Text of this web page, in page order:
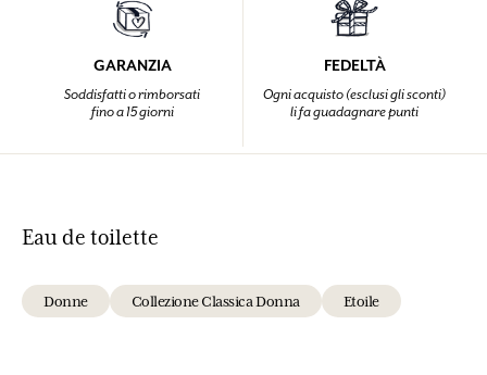
GARANZIA
Soddisfatti o rimborsati
fino a 15 giorni
FEDELTÀ
Ogni acquisto (esclusi gli sconti)
li fa guadagnare punti
Eau de toilette
Donne Collezione Classica Donna Etoile